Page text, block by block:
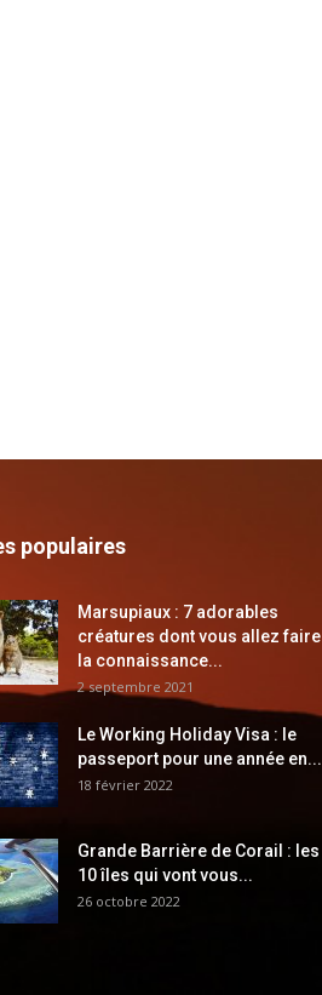
populaires
Marsupiaux : 7 adorables
créatures dont vous allez faire
la connaissance...
2 septembre 2021
Le Working Holiday Visa : le
passeport pour une année en...
18 février 2022
Grande Barrière de Corail : les
10 îles qui vont vous...
26 octobre 2022